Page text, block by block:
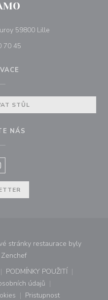
59800 Lille((otevře se v
70 45
STŮL
NÁS
((otevře se v novém
stránky restaurace byly
Zenchef((otevře se v novém okně))
novém okně))
PODMÍNKY POUŽITÍ
((otevře se v novém
údajů
se v novém okně))
Pristupnost